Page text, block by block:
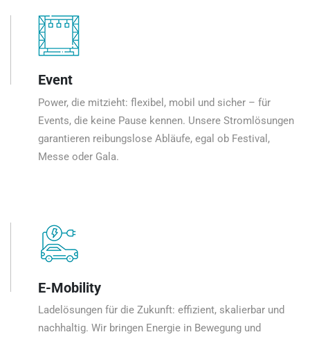
Event
Power, die mitzieht: flexibel, mobil und sicher – für
Events, die keine Pause kennen. Unsere Stromlösungen
garantieren reibungslose Abläufe, egal ob Festival,
Messe oder Gala.
E-Mobility
Ladelösungen für die Zukunft: effizient, skalierbar und
nachhaltig. Wir bringen Energie in Bewegung und